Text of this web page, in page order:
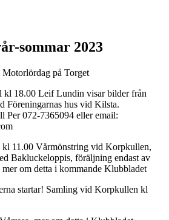
sommar 2023
på Torget
kl 18.00 Leif Lundin visar bilder från
Föreningarnas hus vid Kilsta.
Per 072-7365094 eller email:
11.00 Vårmönstring vid Korpkullen,
Bakluckeloppis, föräljning endast av
om detta i kommande Klubbladet
startar! Samling vid Korpkullen kl